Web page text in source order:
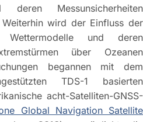
deren Messunsicherheiten
wird der Einfluss der
Wettermodelle und deren
über Ozeanen
begannen mit dem
TDS-1 basierten
acht-Satelliten-GNSS-
Global Navigation Satellite